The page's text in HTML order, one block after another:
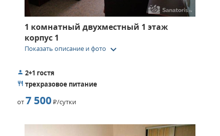
1 комнатный двухместный 1 этаж
корпус 1
Показать описание и фото keyboard_arrow_down
2+1 гостя
трехразовое питание
от7 500Р/сутки